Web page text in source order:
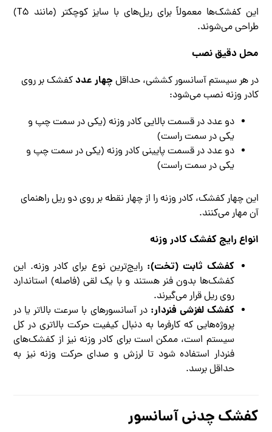
این کفشک‌ها معمولاً برای ریل‌های با سایز کوچکتر (مانند T۵)
طراحی می‌شوند.
محل دقیق نصب
در هر سیستم آسانسور کششی، حداقل چهار عدد کفشک بر روی
کادر وزنه نصب می‌شود:
دو عدد در قسمت بالایی کادر وزنه (یکی در سمت چپ و
یکی در سمت راست)
دو عدد در قسمت پایینی کادر وزنه (یکی در سمت چپ و
یکی در سمت راست)
این چهار کفشک، کادر وزنه را از چهار نقطه بر روی دو ریل راهنمای
آن مهار می‌کنند.
انواع رایج کفشک کادر وزنه
کفشک ثابت (تخت): رایج‌ترین نوع برای کادر وزنه. این
کفشک‌ها بدون فنر هستند و با یک لقی (فاصله) استاندارد
روی ریل قرار می‌گیرند.
کفشک لغزشی فنردار: در آسانسورهای با سرعت بالاتر یا در
پروژه‌هایی که کارفرما به دنبال کیفیت حرکت بالاتری در کل
سیستم است، ممکن است برای کادر وزنه نیز از کفشک‌های
فنردار استفاده شود تا لرزش و صدای حرکت وزنه نیز به
حداقل برسد.
کفشک چدنی آسانسور